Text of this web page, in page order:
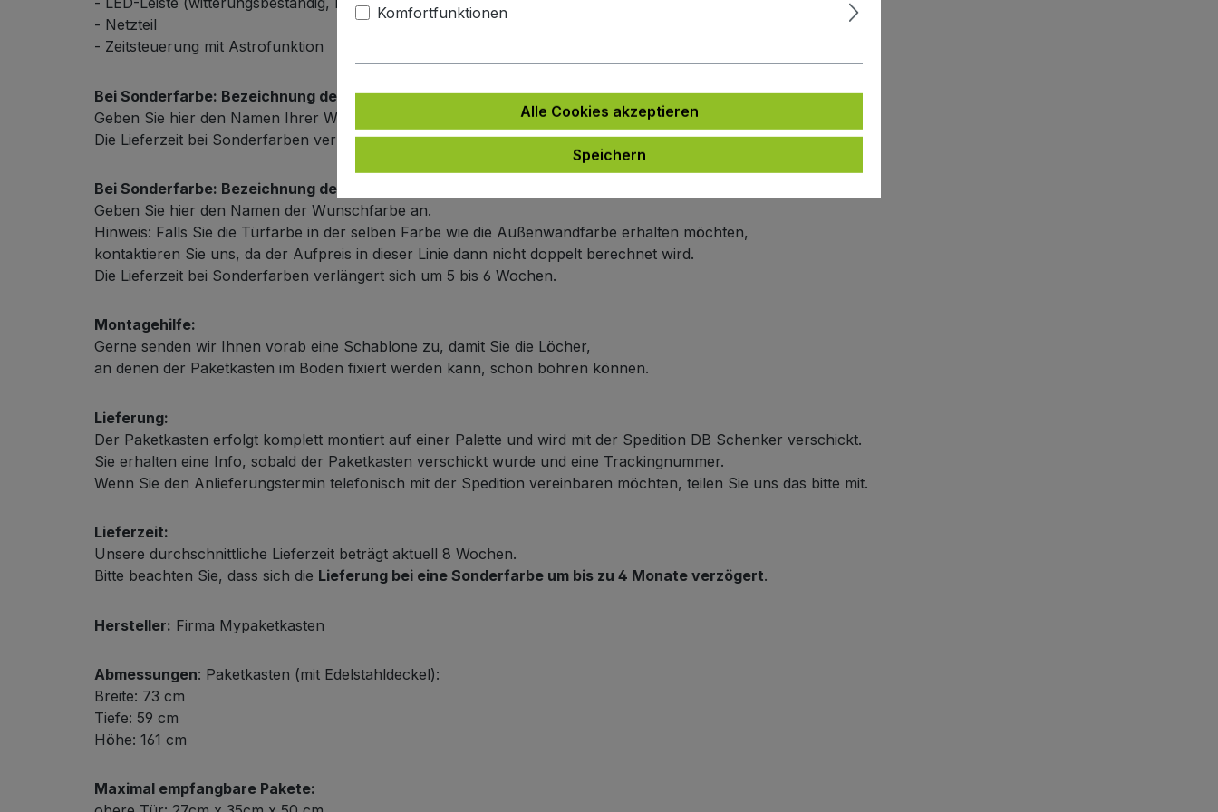
- Netzteil
- Zeitsteuerung mit Astrofunktion
Bei Sonderfarbe: Bezeichnung der Türfarbe
Geben Sie hier den Namen Ihrer Wunschfarbe an.
Die Lieferzeit bei Sonderfarben verlängert sich um 5 bis 6 Wochen.
Bei Sonderfarbe: Bezeichnung der Außenfarbe
Geben Sie hier den Namen der Wunschfarbe an.
Hinweis: Falls Sie die Türfarbe in der selben Farbe wie die Außenwandfarbe erhalten möchten,
kontaktieren Sie uns, da der Aufpreis in dieser Linie dann nicht doppelt berechnet wird.
Die Lieferzeit bei Sonderfarben verlängert sich um 5 bis 6 Wochen.
Montagehilfe:
Gerne senden wir Ihnen vorab eine Schablone zu, damit Sie die Löcher,
an denen der Paketkasten im Boden fixiert werden kann, schon bohren können.
Lieferung:
Der Paketkasten erfolgt komplett montiert auf einer Palette und wird mit der Spedition DB Schenker verschickt.
Sie erhalten eine Info, sobald der Paketkasten verschickt wurde und eine Trackingnummer.
Wenn Sie den Anlieferungstermin telefonisch mit der Spedition vereinbaren möchten, teilen Sie uns das bitte mit.
Lieferzeit:
Unsere durchschnittliche Lieferzeit beträgt aktuell 8 Wochen.
Bitte beachten Sie, dass sich die Lieferung bei eine Sonderfarbe um bis zu 4 Monate verzögert.
Hersteller: Firma Mypaketkasten
Abmessungen: Paketkasten (mit Edelstahldeckel):
Breite: 73 cm
Tiefe: 59 cm
Höhe: 161 cm
Maximal empfangbare Pakete:
Komfortfunktionen
Alle Cookies akzeptieren
Speichern